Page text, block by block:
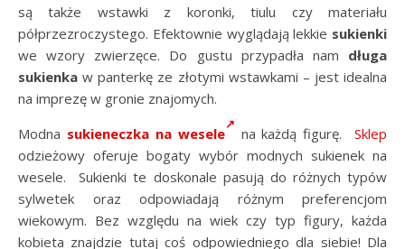
są także wstawki z koronki, tiulu czy materiału
półprzezroczystego. Efektownie wyglądają lekkie sukienki
we wzory zwierzęce. Do gustu przypadła nam długa
sukienka w panterkę ze złotymi wstawkami – jest idealna
na imprezę w gronie znajomych.
Modna sukieneczka na wesele na każdą figurę. Sklep
odzieżowy oferuje bogaty wybór modnych sukienek na
wesele. Sukienki te doskonale pasują do różnych typów
sylwetek oraz odpowiadają różnym preferencjom
wiekowym. Bez względu na wiek czy typ figury, każda
kobieta znajdzie tutaj coś odpowiedniego dla siebie! Dla